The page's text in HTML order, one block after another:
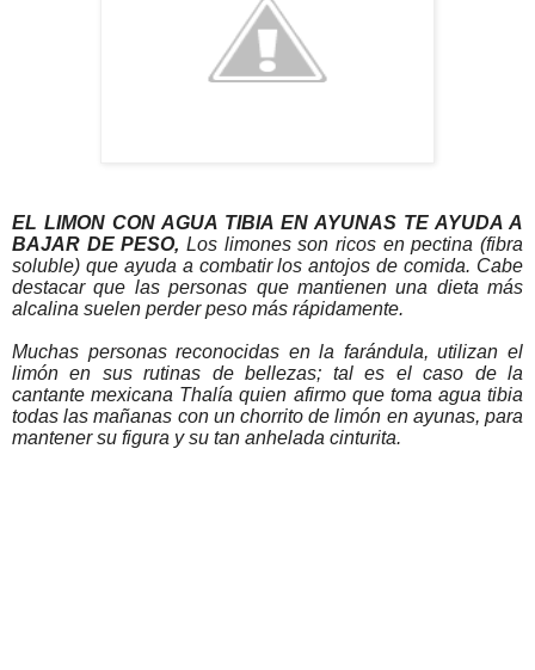
EL LIMON CON AGUA TIBIA EN AYUNAS TE AYUDA A
BAJAR DE PESO, Los limones son ricos en pectina (fibra
soluble) que ayuda a combatir los antojos de comida. Cabe
destacar que las personas que mantienen una dieta más
alcalina suelen perder peso más rápidamente.
Muchas personas reconocidas en la farándula, utilizan el
limón en sus rutinas de bellezas; tal es el caso de la
cantante mexicana Thalía quien afirmo que toma agua tibia
todas las mañanas con un chorrito de limón en ayunas, para
mantener su figura y su tan anhelada cinturita.